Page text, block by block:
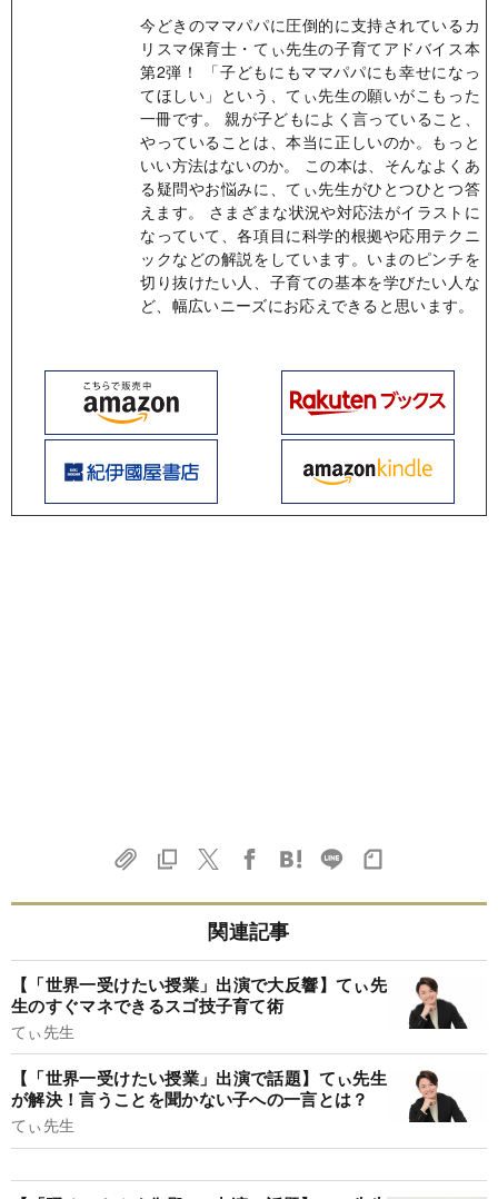
今どきのママパパに圧倒的に支持されているカ
リスマ保育士・てぃ先生の子育てアドバイス本
第2弾！ 「子どもにもママパパにも幸せになっ
てほしい」という、てぃ先生の願いがこもった
一冊です。 親が子どもによく言っていること、
やっていることは、本当に正しいのか。もっと
いい方法はないのか。 この本は、そんなよくあ
る疑問やお悩みに、てぃ先生がひとつひとつ答
えます。 さまざまな状況や対応法がイラストに
なっていて、各項目に科学的根拠や応用テクニ
ックなどの解説をしています。いまのピンチを
切り抜けたい人、子育ての基本を学びたい人な
ど、幅広いニーズにお応えできると思います。
関連記事
【「世界一受けたい授業」出演で大反響】てぃ先
生のすぐマネできるスゴ技子育て術
てぃ先生
【「世界一受けたい授業」出演で話題】てぃ先生
が解決！言うことを聞かない子への一言とは？
てぃ先生